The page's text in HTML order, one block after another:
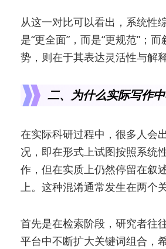
从这一对比可以看出，系统性
是“更全面”，而是“更规范”；
势，则在于其表达灵活性与解释
二、为什么实际写作
在实际科研过程中，很多人会
况，即在形式上试图按照系统
作，但在实质上仍然停留在叙
上。这种混淆通常发生在两个
首先是在检索阶段，研究者往
平台中不断扩大关键词组合，